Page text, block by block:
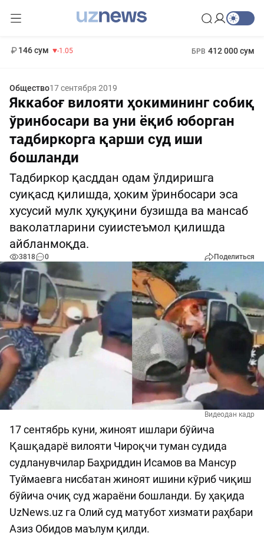
146 сум -1.05 БРВ 412 000 сум
Общество17 сентября 2019
Яккабоғ вилояти ҳокимининг собиқ
ўринбосари ва уни ёқиб юборган
тадбиркорга қарши суд иши
бошланди
Тадбиркор қасддан одам ўлдиришга
суиқасд қилишда, ҳоким ўринбосари эса
хусусий мулк ҳуқуқини бузишда ва мансаб
ваколатларини суиистеъмол қилишда
айбланмоқда.
3818 0 Поделиться
Видеодан кадр
17 сентябрь куни, жиноят ишлари бўйича
Қашқадарё вилояти Чироқчи туман судида
судланувчилар Баҳриддин Исамов ва Мансур
Туймаевга нисбатан жиноят ишини кўриб чиқиш
бўйича очиқ суд жараёни бошланди. Бу ҳақида
UzNews.uz га Олий суд матубот хизмати раҳбари
Азиз Обидов маълум қилди.